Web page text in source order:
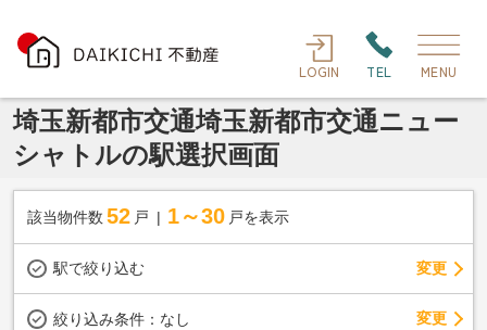
LOGIN TEL MENU
埼玉新都市交通埼玉新都市交通ニュー
シャトルの駅選択画面
該当物件数 52 戸 1～30 戸を表示
駅で絞り込む 変更
絞り込み条件： なし 変更